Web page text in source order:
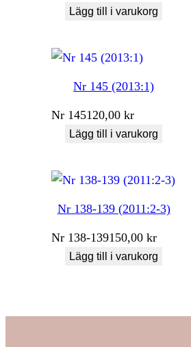
Lägg till i varukorg
Nr 145 (2013:1)
Nr 145120,00kr
Lägg till i varukorg
Nr 138-139 (2011:2-3)
Nr 138-139150,00kr
Lägg till i varukorg